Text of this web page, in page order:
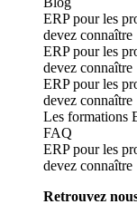
ERP pour les
devez connaître
ERP pour les
devez connaître
ERP pour les
devez connaître
Les formations
FAQ
ERP pour les
devez connaître
Retrouvez